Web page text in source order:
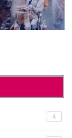
4